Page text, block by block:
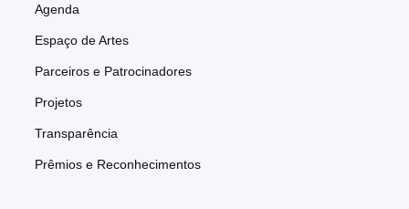
Agenda
Espaço de Artes
Parceiros e Patrocinadores
Projetos
Transparência
Prêmios e Reconhecimentos